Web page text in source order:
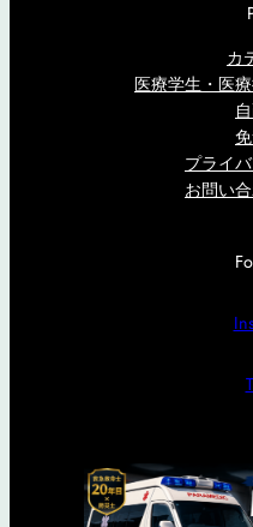
カ
医療学生・医
プライ
お問い